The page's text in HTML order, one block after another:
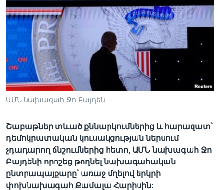
Լեզուներ
ԱՄՆ նախագահ Ջո Բայդեն
Շաբաթներ տևած քննարկումներից և հարազատ՝
դեմոկրատական կուսակցության ներսում
չդադարող ճնշումներից հետո, ԱՄՆ նախագահ Ջո
Բայդենի որոշեց թողնել նախագահական
ընտրապայքարը՝ առաջ մղելով երկրի
փոխնախագահ Քամալա Հարիսին: